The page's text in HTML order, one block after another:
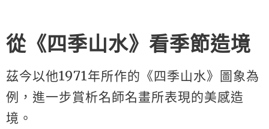
從《四季山水》看季節造境
茲今以他1971年所作的《四季山水》圖象為
例，進一步賞析名師名畫所表現的美感造
境。